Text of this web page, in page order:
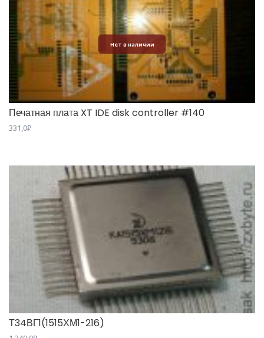
Нет в наличии
Печатная плата XT IDE disk controller #140
331,0₽
Т34ВГ1(1515ХМ1-216)